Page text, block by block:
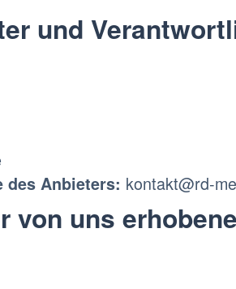
und
des Anbieters: kontakt@rd-
von uns